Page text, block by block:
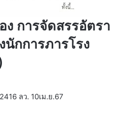
การจัดสรรอัตรา
กการภารโรง
ลว. 10เม.ย.67